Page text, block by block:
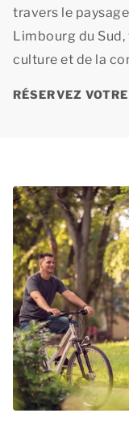
travers le
Limbourg du
culture et de la
RÉSERVEZ